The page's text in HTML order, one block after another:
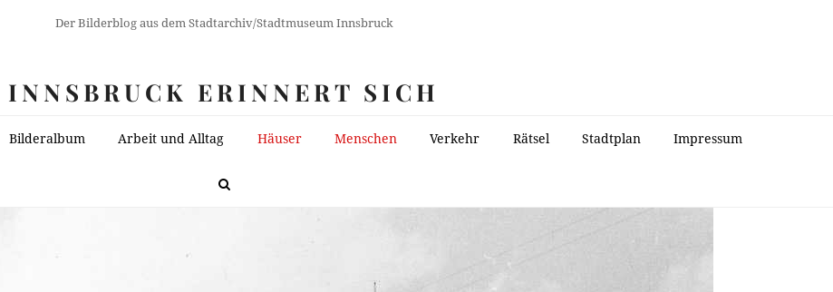
Der Bilderblog aus dem Stadtarchiv/Stadtmuseum Innsbruck
INNSBRUCK ERINNERT SICH
Bilderalbum Arbeit und Alltag Häuser Menschen Verkehr Rätsel Stadtplan Impressum